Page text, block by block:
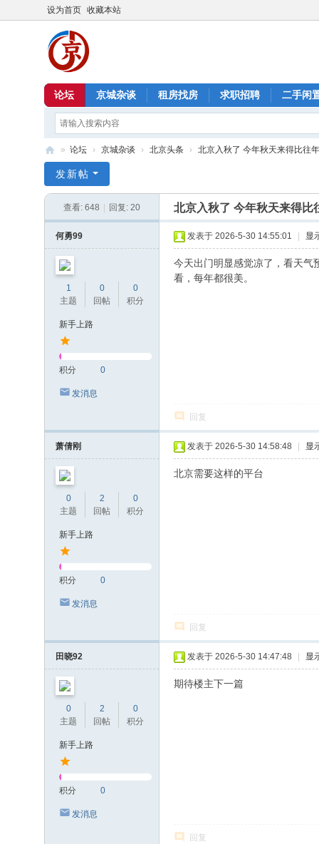
设为首页 收藏本站
论坛 京城杂谈 租房找房 求职招聘 二手闲
京
» 论坛 › 京城杂谈 › 北京头条 › 北京入秋了 今年秋天来得比往
发新帖
查看: 648 回复: 20 北京入秋了 今年秋天来得比
何勇99
1
主题
0
回帖
0
积分
新手上路
积分 0
发消息
发表于 2026-5-30 14:55:01 显
今天出门明显感觉凉了，看天气
看，每年都很美。
回复
萧倩刚
0
主题
2
回帖
0
积分
新手上路
积分 0
发消息
发表于 2026-5-30 14:58:48 显
北京需要这样的平台
回复
田晓92
0
主题
2
回帖
0
积分
新手上路
积分 0
发消息
发表于 2026-5-30 14:47:48 显
期待楼主下一篇
回复